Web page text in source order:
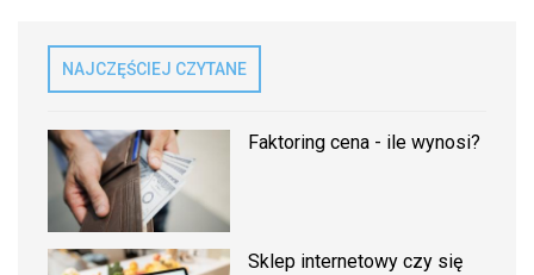
NAJCZĘŚCIEJ CZYTANE
Faktoring cena - ile wynosi?
Sklep internetowy czy się